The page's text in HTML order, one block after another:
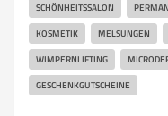
SCHÖNHEITSSALON
KOSMETIK MELSUNGEN
WIMPERNLIFTING
GESCHENKGUTSCHEINE